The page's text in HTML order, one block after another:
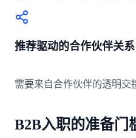
推荐驱动的合作伙伴关系
需要来自合作伙伴的透明交
B2B入职的准备门